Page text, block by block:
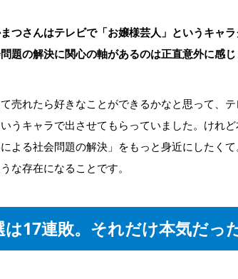
さんはテレビで「お嬢様芸人」というキャ
題の解決に関心の軸があるのは正直意外に感じ
売れたら好きなことができるかなと思って、
うキャラで出させてもらっていました。けれ
による社会問題の解決」をもっと身近にしたく
な存在になることです。
は17連敗。それだけ本気だっ